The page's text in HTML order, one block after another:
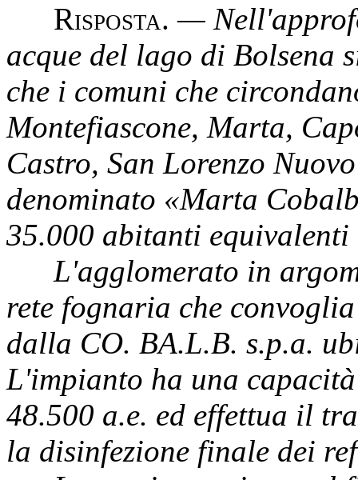
Risposta.—
acque del lago di Bolsena
che i comuni che
Montefiascone, Marta,
Castro, San Lorenzo
denominato «Marta
35.000 abitanti equivalenti
L'agglomerato in
rete fognaria che
dalla CO. BA.L.B. s.p.a.
L'impianto ha una
48.500 a.e. ed effettua il
la disinfezione finale dei